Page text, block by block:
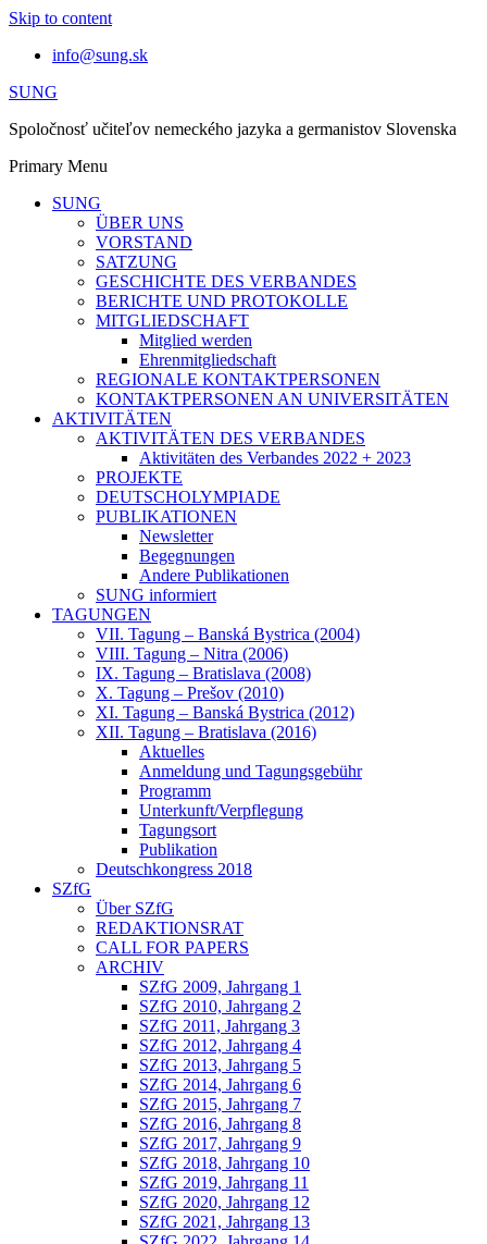
Skip to content
info@sung.sk
SUNG
Spoločnosť učiteľov nemeckého jazyka a germanistov Slovenska
Primary Menu
SUNG
ÜBER UNS
VORSTAND
SATZUNG
GESCHICHTE DES VERBANDES
BERICHTE UND PROTOKOLLE
MITGLIEDSCHAFT
Mitglied werden
Ehrenmitgliedschaft
REGIONALE KONTAKTPERSONEN
KONTAKTPERSONEN AN UNIVERSITÄTEN
AKTIVITÄTEN
AKTIVITÄTEN DES VERBANDES
Aktivitäten des Verbandes 2022 + 2023
PROJEKTE
DEUTSCHOLYMPIADE
PUBLIKATIONEN
Newsletter
Begegnungen
Andere Publikationen
SUNG informiert
TAGUNGEN
VII. Tagung – Banská Bystrica (2004)
VIII. Tagung – Nitra (2006)
IX. Tagung – Bratislava (2008)
X. Tagung – Prešov (2010)
XI. Tagung – Banská Bystrica (2012)
XII. Tagung – Bratislava (2016)
Aktuelles
Anmeldung und Tagungsgebühr
Programm
Unterkunft/Verpflegung
Tagungsort
Publikation
Deutschkongress 2018
SZfG
Über SZfG
REDAKTIONSRAT
CALL FOR PAPERS
ARCHIV
SZfG 2009, Jahrgang 1
SZfG 2010, Jahrgang 2
SZfG 2011, Jahrgang 3
SZfG 2012, Jahrgang 4
SZfG 2013, Jahrgang 5
SZfG 2014, Jahrgang 6
SZfG 2015, Jahrgang 7
SZfG 2016, Jahrgang 8
SZfG 2017, Jahrgang 9
SZfG 2018, Jahrgang 10
SZfG 2019, Jahrgang 11
SZfG 2020, Jahrgang 12
SZfG 2021, Jahrgang 13